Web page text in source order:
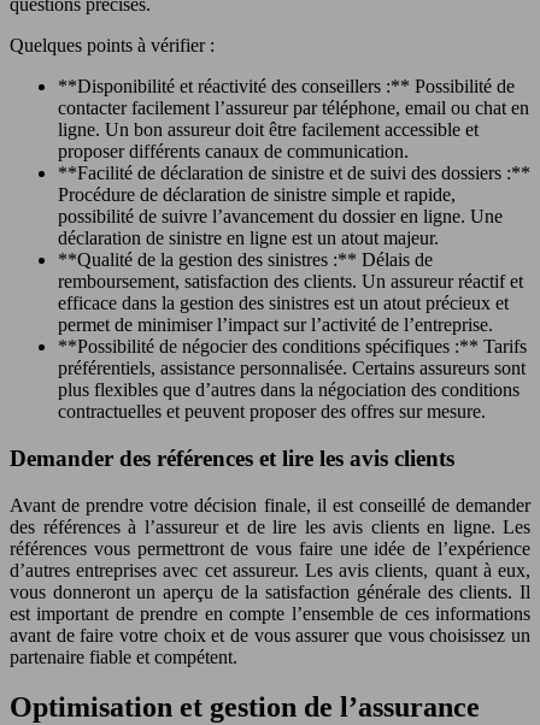
questions précises.
Quelques points à vérifier :
**Disponibilité et réactivité des conseillers :** Possibilité de
contacter facilement l’assureur par téléphone, email ou chat en
ligne. Un bon assureur doit être facilement accessible et
proposer différents canaux de communication.
**Facilité de déclaration de sinistre et de suivi des dossiers :**
Procédure de déclaration de sinistre simple et rapide,
possibilité de suivre l’avancement du dossier en ligne. Une
déclaration de sinistre en ligne est un atout majeur.
**Qualité de la gestion des sinistres :** Délais de
remboursement, satisfaction des clients. Un assureur réactif et
efficace dans la gestion des sinistres est un atout précieux et
permet de minimiser l’impact sur l’activité de l’entreprise.
**Possibilité de négocier des conditions spécifiques :** Tarifs
préférentiels, assistance personnalisée. Certains assureurs sont
plus flexibles que d’autres dans la négociation des conditions
contractuelles et peuvent proposer des offres sur mesure.
Demander des références et lire les avis clients
Avant de prendre votre décision finale, il est conseillé de demander
des références à l’assureur et de lire les avis clients en ligne. Les
références vous permettront de vous faire une idée de l’expérience
d’autres entreprises avec cet assureur. Les avis clients, quant à eux,
vous donneront un aperçu de la satisfaction générale des clients. Il
est important de prendre en compte l’ensemble de ces informations
avant de faire votre choix et de vous assurer que vous choisissez un
partenaire fiable et compétent.
Optimisation et gestion de l’assurance